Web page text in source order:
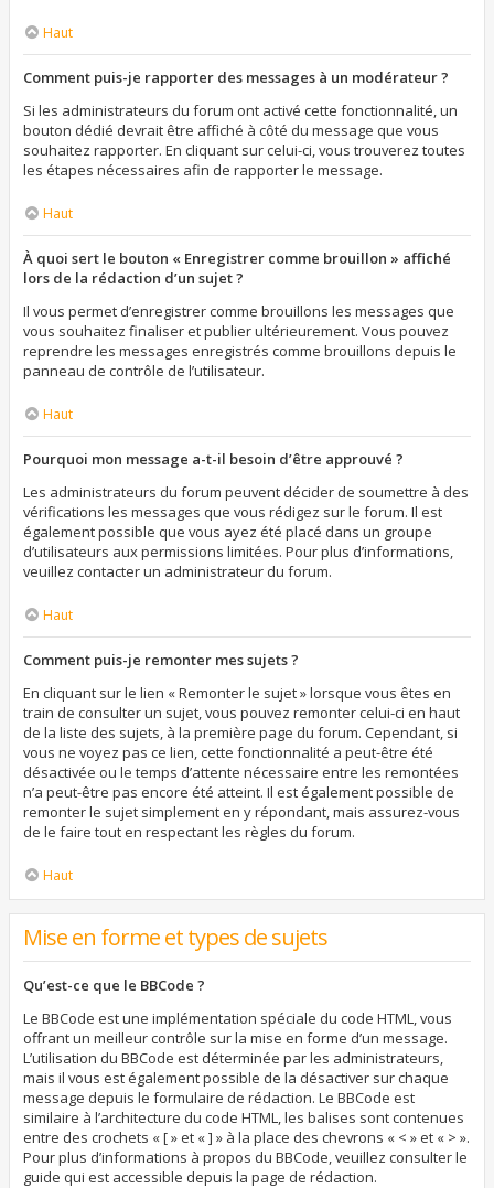
Haut
Comment puis-je rapporter des messages à un modérateur ?
Si les administrateurs du forum ont activé cette fonctionnalité, un
bouton dédié devrait être affiché à côté du message que vous
souhaitez rapporter. En cliquant sur celui-ci, vous trouverez toutes
les étapes nécessaires afin de rapporter le message.
Haut
À quoi sert le bouton « Enregistrer comme brouillon » affiché
lors de la rédaction d’un sujet ?
Il vous permet d’enregistrer comme brouillons les messages que
vous souhaitez finaliser et publier ultérieurement. Vous pouvez
reprendre les messages enregistrés comme brouillons depuis le
panneau de contrôle de l’utilisateur.
Haut
Pourquoi mon message a-t-il besoin d’être approuvé ?
Les administrateurs du forum peuvent décider de soumettre à des
vérifications les messages que vous rédigez sur le forum. Il est
également possible que vous ayez été placé dans un groupe
d’utilisateurs aux permissions limitées. Pour plus d’informations,
veuillez contacter un administrateur du forum.
Haut
Comment puis-je remonter mes sujets ?
En cliquant sur le lien « Remonter le sujet » lorsque vous êtes en
train de consulter un sujet, vous pouvez remonter celui-ci en haut
de la liste des sujets, à la première page du forum. Cependant, si
vous ne voyez pas ce lien, cette fonctionnalité a peut-être été
désactivée ou le temps d’attente nécessaire entre les remontées
n’a peut-être pas encore été atteint. Il est également possible de
remonter le sujet simplement en y répondant, mais assurez-vous
de le faire tout en respectant les règles du forum.
Haut
Mise en forme et types de sujets
Qu’est-ce que le BBCode ?
Le BBCode est une implémentation spéciale du code HTML, vous
offrant un meilleur contrôle sur la mise en forme d’un message.
L’utilisation du BBCode est déterminée par les administrateurs,
mais il vous est également possible de la désactiver sur chaque
message depuis le formulaire de rédaction. Le BBCode est
similaire à l’architecture du code HTML, les balises sont contenues
entre des crochets « [ » et « ] » à la place des chevrons « < » et « > ».
Pour plus d’informations à propos du BBCode, veuillez consulter le
guide qui est accessible depuis la page de rédaction.